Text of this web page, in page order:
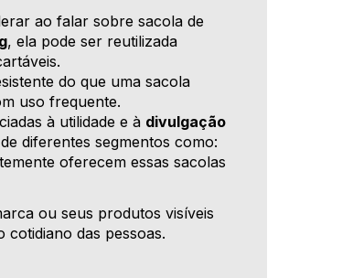
ao falar sobre sacola de
, ela pode ser reutilizada
do que uma sacola
uso frequente.
à utilidade e à divulgação
diferentes segmentos como:
oferecem essas sacolas
ou seus produtos visíveis
das pessoas.